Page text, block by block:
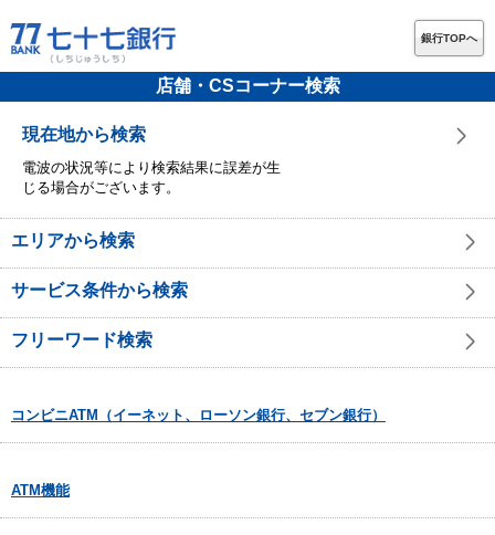
銀行TOPへ
店舗・CSコーナー検索
現在地から検索
電波の状況等により検索結果に誤差が生
じる場合がございます。
エリアから検索
サービス条件から検索
フリーワード検索
コンビニATM（イーネット、ローソン銀行、セブン銀行）
ATM機能